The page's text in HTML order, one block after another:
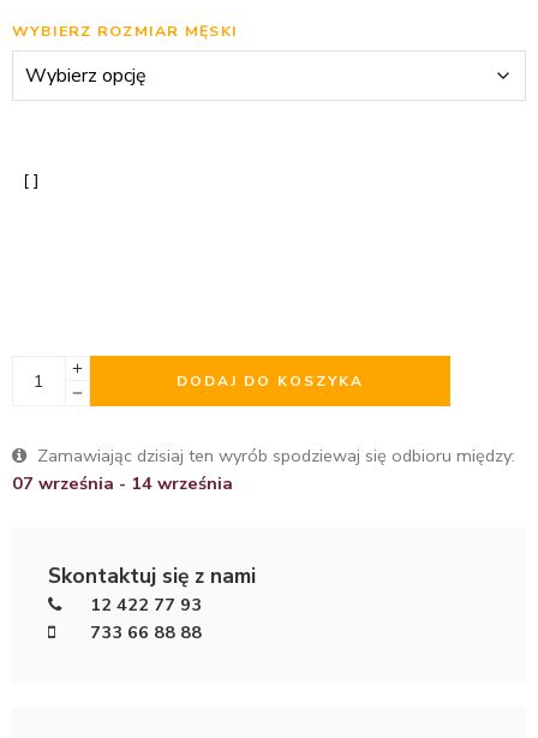
WYBIERZ ROZMIAR MĘSKI
DODAJ DO KOSZYKA
Zamawiając dzisiaj ten wyrób spodziewaj się odbioru między:
07 września - 14 września
Skontaktuj się z nami
12 422 77 93
733 66 88 88